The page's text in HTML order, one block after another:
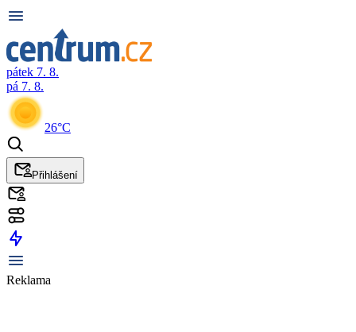
pátek 7. 8.
pá 7. 8.
26°C
Přihlášení
Reklama